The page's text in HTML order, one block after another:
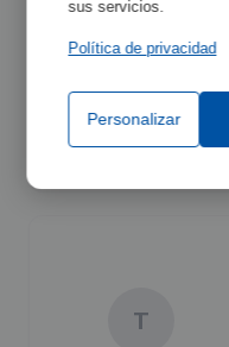
esterilización
T
sus servicios.
Política de privacidad
Personalizar